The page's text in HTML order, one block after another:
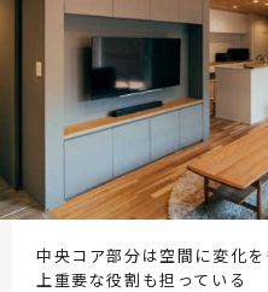
中央コア部分は空間に変化
上重要な役割も担っている